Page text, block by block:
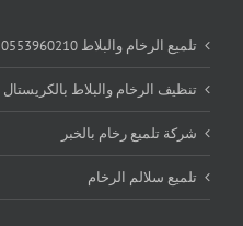
تلميع الرخام والبلاط 0553960210
تنظيف الرخام والبلاط بالكريستال
شركة تلميع رخام بالخبر
تلميع سلالم الرخام